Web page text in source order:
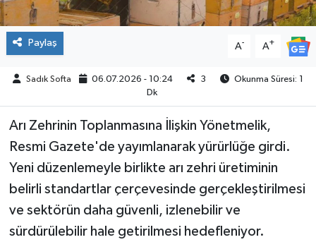
Paylaş A- A+
Sadık Softa 06.07.2026 - 10:24 3
Okunma Süresi: 1
Dk
Arı Zehrinin Toplanmasına İlişkin Yönetmelik,
Resmi Gazete'de yayımlanarak yürürlüğe girdi.
Yeni düzenlemeyle birlikte arı zehri üretiminin
belirli standartlar çerçevesinde gerçekleştirilmesi
ve sektörün daha güvenli, izlenebilir ve
sürdürülebilir hale getirilmesi hedefleniyor.
TURİZM
BÖLGE
TÜRKİYE